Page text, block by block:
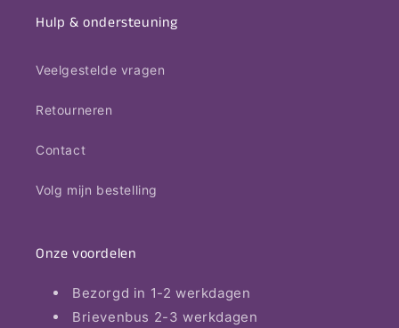
Hulp & ondersteuning
Veelgestelde vragen
Retourneren
Contact
Volg mijn bestelling
Onze voordelen
Bezorgd in 1-2 werkdagen
Brievenbus 2-3 werkdagen